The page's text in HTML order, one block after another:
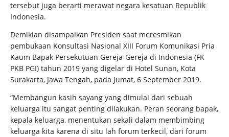
tersebut juga berarti merawat negara kesatuan Republik
Indonesia.
Demikian disampaikan Presiden saat meresmikan
pembukaan Konsultasi Nasional XIII Forum Komunikasi Pria
Kaum Bapak Persekutuan Gereja-Gereja di Indonesia (FK
PKB PGI) tahun 2019 yang digelar di Hotel Sunan, Kota
Surakarta, Jawa Tengah, pada Jumat, 6 September 2019.
“Membangun kasih sayang yang dimulai dari sebuah
keluarga itu sangat penting dilakukan. Peran seorang bapak,
kepala keluarga, menentukan sekali dalam membimbing
keluarga kita karena di situ lah forum terkecil, dari forum